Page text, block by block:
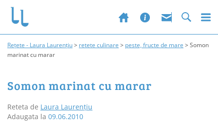
Rețete - Laura Laurențiu> retete culinare > peste, fructe de mare > Somon
marinat cu marar
Somon marinat cu marar
Reteta de Laura Laurențiu
Adaugata la 09.06.2010